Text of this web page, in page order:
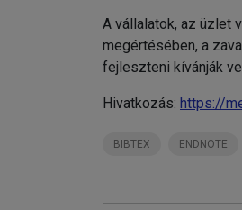
A vállalatok, az üzlet
megértésében, a
fejleszteni kívánják
Hivatkozás: https://
BIBTEX ENDNOTE